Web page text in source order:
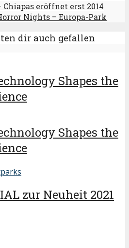
eröffnet erst 2014
Nights – Europa-Park
dir auch gefallen
Shapes the
Shapes the
zur Neuheit 2021